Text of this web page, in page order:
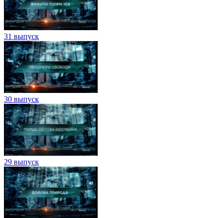
31 выпуск
30 выпуск
29 выпуск